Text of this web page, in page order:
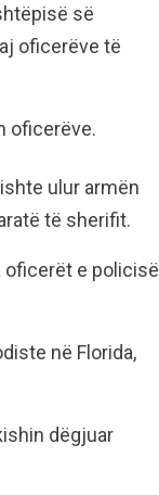
së
oficerëve të
oficerëve.
ulur armën
të sherifit.
oficerët e policisë
në Florida,
dëgjuar